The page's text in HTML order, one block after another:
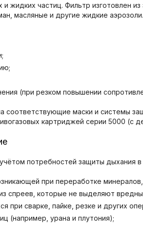
жидких частиц. Фильтр изготовлен
масляные и другие жидкие аэрозоли.
(при резком повышении
соответствующие маски и системы
картриджей серии 5000 (с
учётом потребностей защиты дыхания
при переработке
спреев, которые не выделяют
при сварке, пайке, резке и других
(например, урана и плутония);